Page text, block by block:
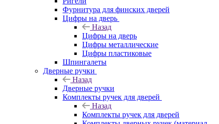
Фурнитура для финских дверей
Цифры на дверь
Назад
Цифры на дверь
Цифры металлические
Цифры пластиковые
Шпингалеты
Дверные ручки
Назад
Дверные ручки
Комплекты ручек для дверей
Назад
Комплекты ручек для дверей